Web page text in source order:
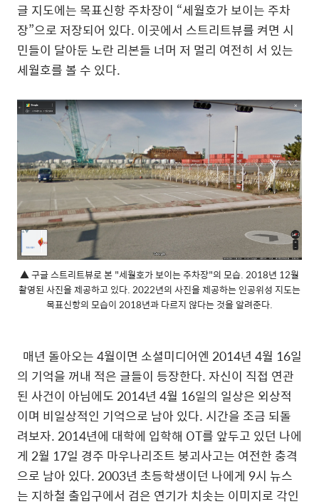
글 지도에는 목표신항 주차장이 “세월호가 보이는 주차
장”으로 저장되어 있다. 이곳에서 스트리트뷰를 켜면 시
민들이 달아둔 노란 리본들 너머 저 멀리 여전히 서 있는
세월호를 볼 수 있다.
▲ 구글 스트리트뷰로 본 "세월호가 보이는 주차장"의 모습. 2018년 12월
촬영된 사진을 제공하고 있다. 2022년의 사진을 제공하는 인공위성 지도는
목표신항의 모습이 2018년과 다르지 않다는 것을 알려준다.
매년 돌아오는4월이면 소셜미디어엔 2014년 4월 16일
의 기억을 꺼내 적은 글들이 등장한다. 자신이 직접 연관
된 사건이 아님에도 2014년 4월 16일의 일상은 외상적
이며 비일상적인 기억으로 남아 있다. 시간을 조금 되돌
려보자. 2014년에 대학에 입학해 OT를 앞두고 있던 나에
게 2월 17일 경주 마우나리조트 붕괴사고는 여전한 충격
으로 남아 있다. 2003년 초등학생이던 나에게 9시 뉴스
는 지하철 출입구에서 검은 연기가 치솟는 이미지로 각인